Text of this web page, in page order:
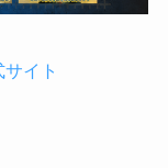
イト